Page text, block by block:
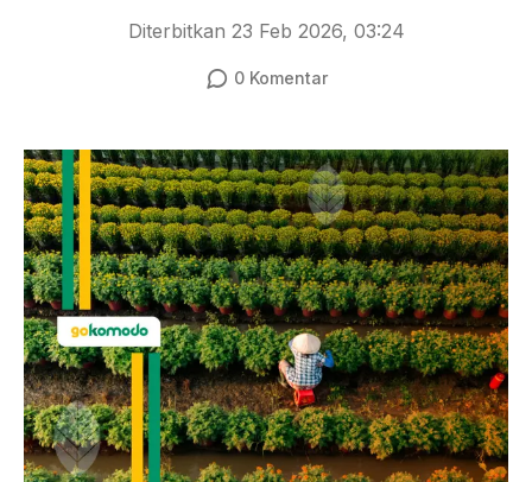
Diterbitkan 23 Feb 2026, 03:24
0Komentar